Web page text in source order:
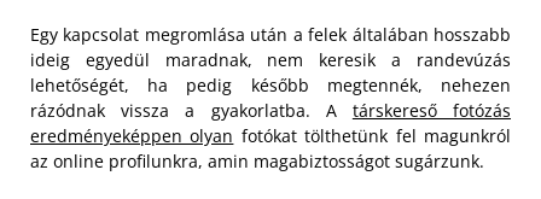
Egy kapcsolat megromlása után a felek általában hosszabb
ideig egyedül maradnak, nem keresik a randevúzás
lehetőségét, ha pedig később megtennék, nehezen
rázódnak vissza a gyakorlatba. A társkereső fotózás
eredményeképpen olyan fotókat tölthetünk fel magunkról
az online profilunkra, amin magabiztosságot sugárzunk.